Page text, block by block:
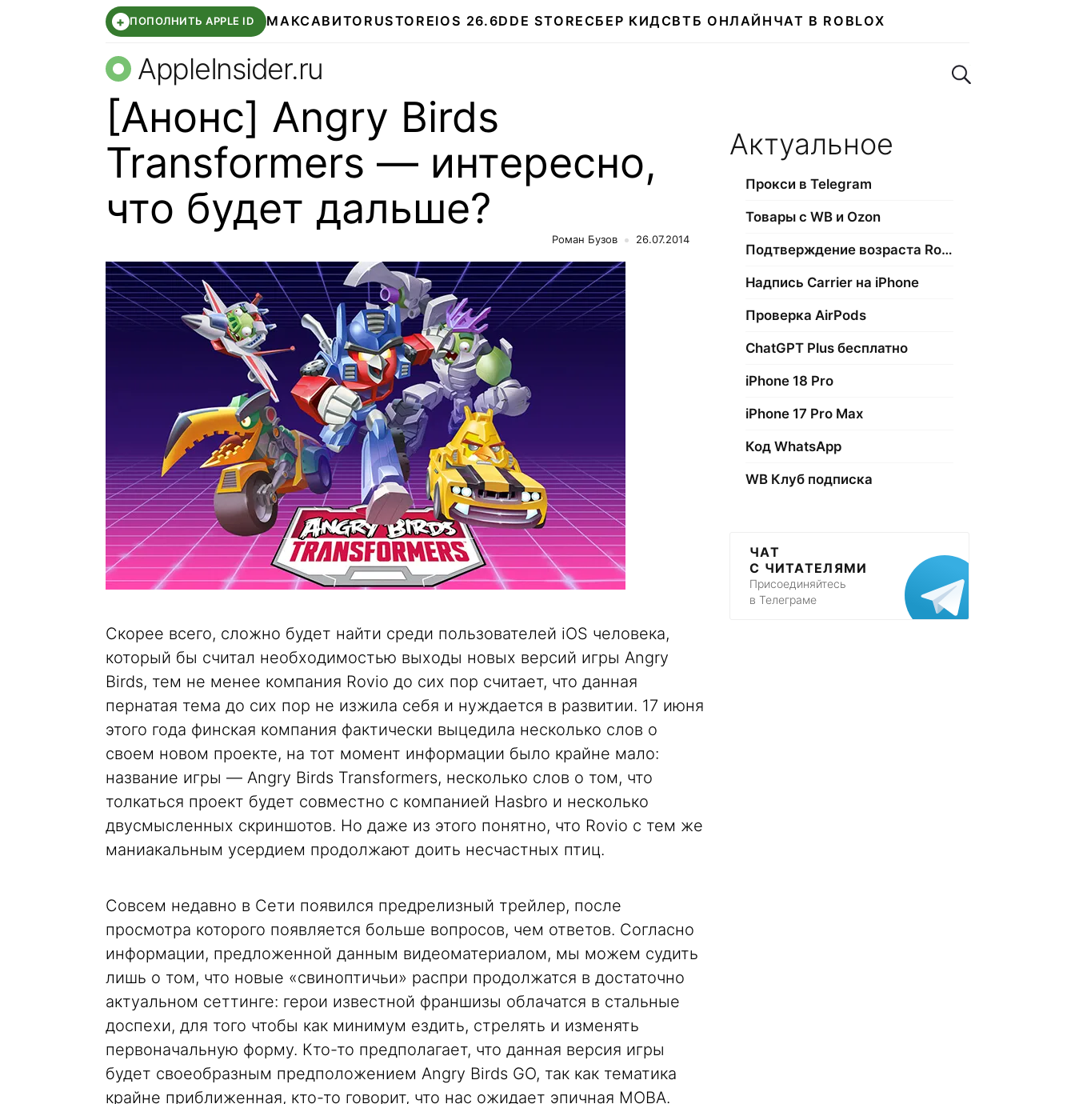
+ ПОПОЛНИТЬ APPLE ID МАКСАВИТО RUSTOREIOS 26.6DDE STORE СБЕР КИДСВТБ ОНЛАЙН ЧАТ В ROBLOX
AppleInsider.ru Поиск по сайту
[Анонс] Angry Birds
Transformers — интересно,
что будет дальше?
Роман Бузов 26.07.2014
Скорее всего, сложно будет найти среди пользователей iOS человека,
который бы считал необходимостью выходы новых версий игры Angry
Birds, тем не менее компания Rovio до сих пор считает, что данная
пернатая тема до сих пор не изжила себя и нуждается в развитии. 17 июня
этого года финская компания фактически выцедила несколько слов о
своем новом проекте, на тот момент информации было крайне мало:
название игры — Angry Birds Transformers, несколько слов о том, что
толкаться проект будет совместно с компанией Hasbro и несколько
двусмысленных скриншотов. Но даже из этого понятно, что Rovio с тем же
маниакальным усердием продолжают доить несчастных птиц.
Совсем недавно в Сети появился предрелизный трейлер, после
просмотра которого появляется больше вопросов, чем ответов. Согласно
информации, предложенной данным видеоматериалом, мы можем судить
лишь о том, что новые «свиноптичьи» распри продолжатся в достаточно
актуальном сеттинге: герои известной франшизы облачатся в стальные
доспехи, для того чтобы как минимум ездить, стрелять и изменять
первоначальную форму. Кто-то предполагает, что данная версия игры
будет своеобразным предположением Angry Birds GO, так как тематика
крайне приближенная, кто-то говорит, что нас ожидает эпичная MOBA.
Актуальное
Прокси в Telegram
Товары с WB и Ozon
Подтверждение возраста Roblox
Надпись Carrier на iPhone
Проверка AirPods
ChatGPT Plus бесплатно
iPhone 18 Pro
iPhone 17 Pro Max
Код WhatsApp
WB Клуб подписка
ЧАТ
С ЧИТАТЕЛЯМИ
Присоединяйтесь
в Телеграме